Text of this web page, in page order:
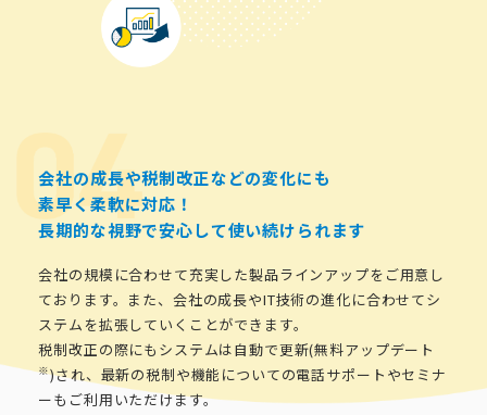
会社の成長や税制改正などの変化にも
素早く柔軟に対応！
長期的な視野で安心して使い続けられます
会社の規模に合わせて充実した製品ラインアップをご用意し
ております。また、会社の成長やIT技術の進化に合わせてシ
ステムを拡張していくことができます。
税制改正の際にもシステムは自動で更新(無料アップデート
※)され、最新の税制や機能についての電話サポートやセミナ
ーもご利用いただけます。